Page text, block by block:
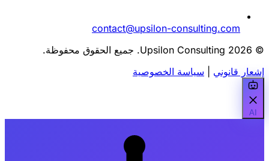
contact@upsilon-consulting.com
© 2026 Upsilon Consulting. جميع الحقوق محفوظة.
إشعار قانوني
سياسة الخصوصية
AI